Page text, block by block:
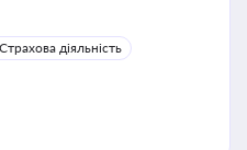
Страхова діяльність